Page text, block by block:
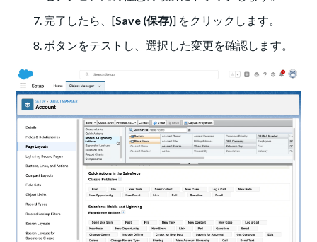
完了したら、[Save (保存)] をクリックします。
ボタンをテストし、選択した変更を確認します。